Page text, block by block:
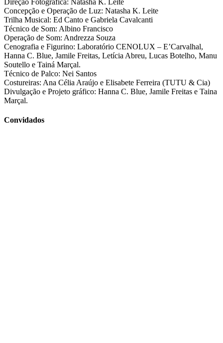
Concepção e Operação de Luz: Natasha K. Leite
Trilha Musical: Ed Canto e Gabriela Cavalcanti
Técnico de Som: Albino Francisco
Operação de Som: Andrezza Souza
Cenografia e Figurino: Laboratório CENOLUX – E’Carvalhal,
Hanna C. Blue, Jamile Freitas, Letícia Abreu, Lucas Botelho, Manu
Soutello e Tainá Marçal.
Técnico de Palco: Nei Santos
Costureiras: Ana Célia Araújo e Elisabete Ferreira (TUTU & Cia)
Divulgação e Projeto gráfico: Hanna C. Blue, Jamile Freitas e Taina
Marçal.
Convidados